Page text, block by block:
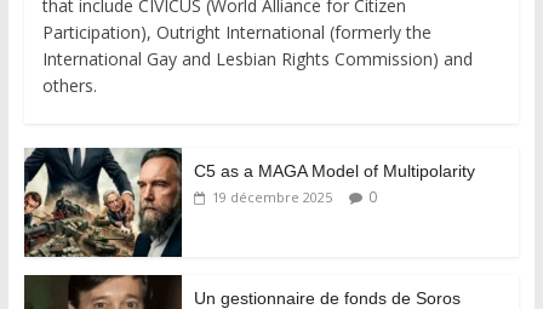
that include CIVICUS (World Alliance for Citizen
Participation), Outright International (formerly the
International Gay and Lesbian Rights Commission) and
others.
C5 as a MAGA Model of Multipolarity
19 décembre 2025 0
Un gestionnaire de fonds de Soros